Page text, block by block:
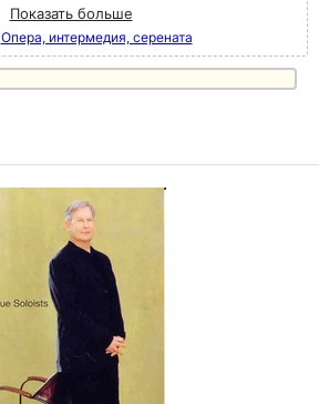
Показать больше
Опера, интермедия, серената